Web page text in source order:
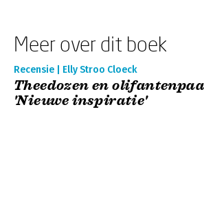
Meer over dit boek
Recensie | Elly Stroo Cloeck
Theedozen en
'Nieuwe inspiratie'